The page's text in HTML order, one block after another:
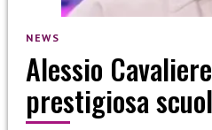
NEWS
Alessio
prestigiosa